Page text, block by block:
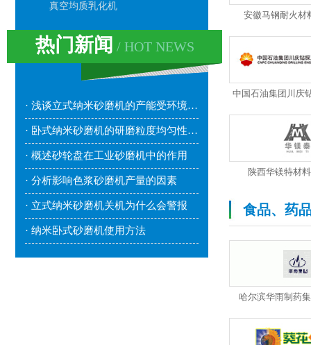
真空均质乳化机
热门新闻 / HOT NEWS
· 浅谈立式纳米砂磨机的产能受环境因素影响吗？
· 卧式纳米砂磨机的研磨粒度均匀性较好
· 概述砂轮盘在工业砂磨机中的作用
· 分析影响色浆砂磨机产量的因素
· 立式纳米砂磨机关机为什么会警报
· 纳米卧式砂磨机使用方法
安徽马钢耐火材
陕西华镁特材
食品、药
哈尔滨华雨制药